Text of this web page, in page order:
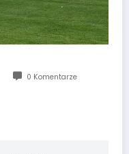
0 Komentarze